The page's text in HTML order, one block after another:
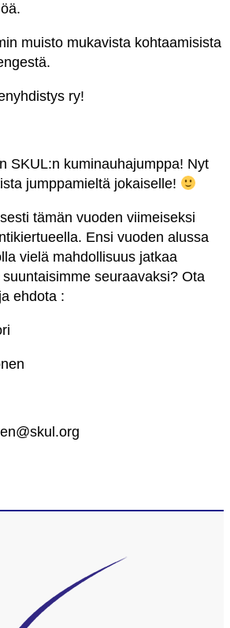
muisto mukavista kohtaamisista
ry!
SKUL:n kuminauhajumppa! Nyt
jumppamieltä jokaiselle!
tämän vuoden viimeiseksi
Ensi vuoden alussa
vielä mahdollisuus jatkaa
seuraavaksi? Ota
ehdota :